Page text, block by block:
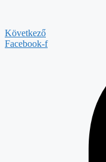
Következő
Facebook-f